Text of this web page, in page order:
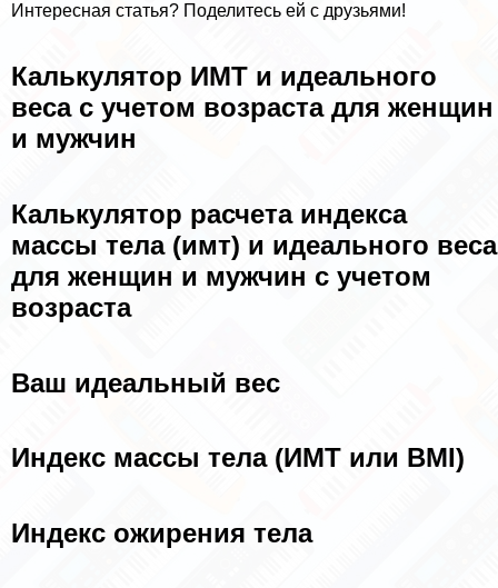
Интересная статья? Поделитесь ей с друзьями!
Калькулятор ИМТ и идеального
веса с учетом возраста для женщин
и мужчин
Калькулятор расчета индекса
массы тела (имт) и идеального веса
для женщин и мужчин с учетом
возраста
Ваш идеальный вес
Индекс массы тела (ИМТ или BMI)
Индекс ожирения тела